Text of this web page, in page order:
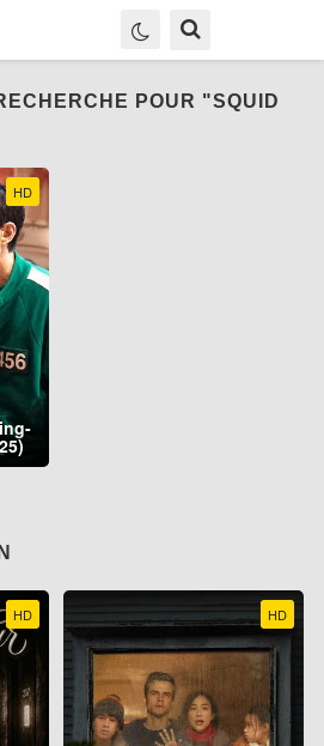
POUR "SQUID
HD
HD HD